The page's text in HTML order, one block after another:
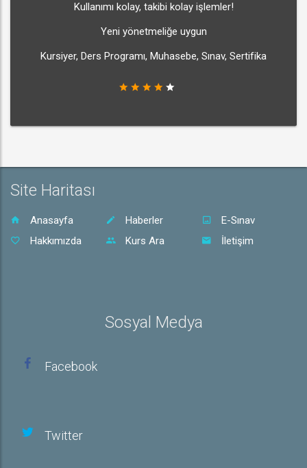
Kullanımı kolay, takibi kolay işlemler!
Yeni yönetmeliğe uygun
Kursiyer, Ders Programı, Muhasebe, Sınav, Sertifika
Site Haritası
Anasayfa Haberler
E-Sınav
Hakkımızda
Kurs Ara İletişim
Sosyal Medya
Facebook
Twitter